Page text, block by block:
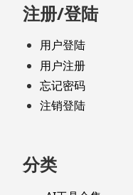
注册/登陆
用户登陆
用户注册
忘记密码
注销登陆
分类